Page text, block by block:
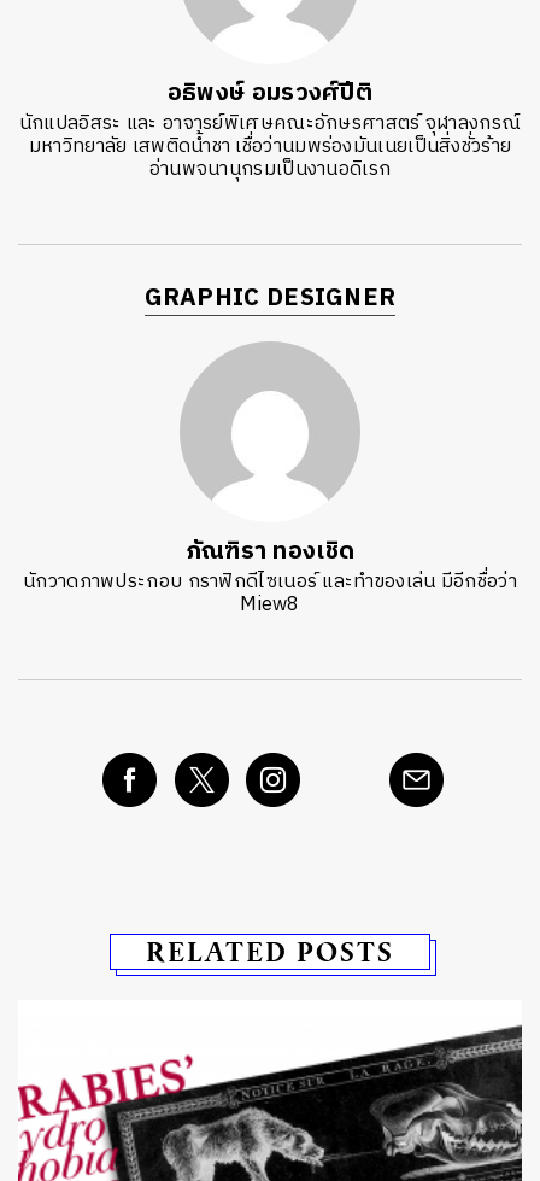
อธิพงษ์ อมรวงศ์ปีติ
นักแปลอิสระ และ อาจารย์พิเศษคณะอักษรศาสตร์ จุฬาลงกรณ์
มหาวิทยาลัย เสพติดน้ำชา เชื่อว่านมพร่องมันเนยเป็นสิ่งชั่วร้าย
อ่านพจนานุกรมเป็นงานอดิเรก
GRAPHIC DESIGNER
ภัณฑิรา ทองเชิด
นักวาดภาพประกอบ กราฟิกดีไซเนอร์ และทำของเล่น มีอีกชื่อว่า
Miew8
RELATED POSTS